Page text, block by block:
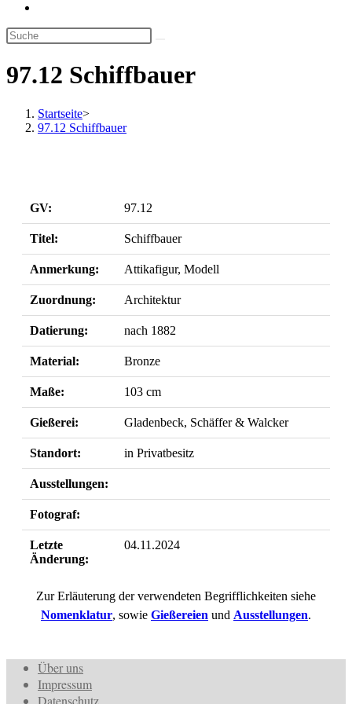
umschalten
97.12 Schiffbauer
Startseite>
97.12 Schiffbauer
GV: 97.12
Titel: Schiffbauer
Anmerkung: Attikafigur, Modell
Zuordnung: Architektur
Datierung: nach 1882
Material: Bronze
Maße: 103 cm
Gießerei: Gladenbeck, Schäffer & Walcker
Standort: in Privatbesitz
Ausstellungen:
Fotograf:
Letzte
Änderung:
04.11.2024
Zur Erläuterung der verwendeten Begrifflichkeiten siehe
Nomenklatur, sowie Gießereien und Ausstellungen.
Über uns
Impressum
Datenschutz